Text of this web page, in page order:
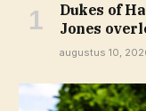
Dukes of
Jones
augustus 10,